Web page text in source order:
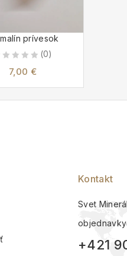
prívesok
(0)
7,00 €
Kontakt
Svet
+421